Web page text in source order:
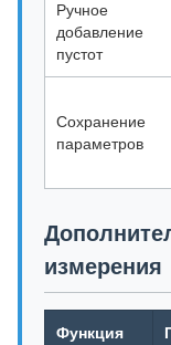
Ручное
добавление
пустот
Сохранение
параметров
измерения
Функция